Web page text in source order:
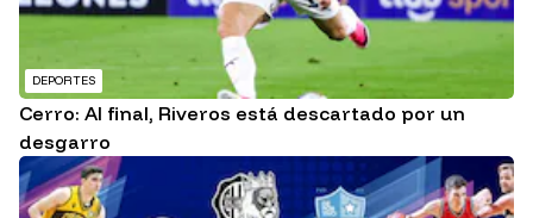
DEPORTES
Cerro: Al final, Riveros está descartado por un
desgarro